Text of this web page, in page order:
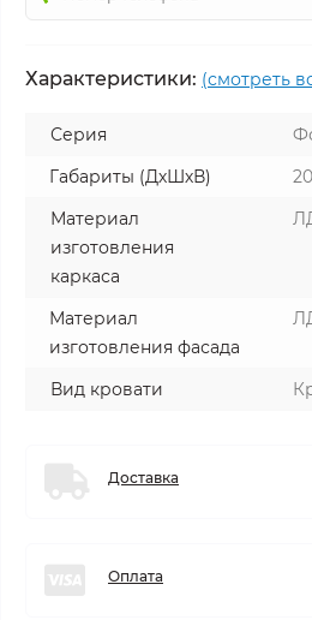
Характеристики: (смотреть
Серия
Габариты (ДхШхВ)
Материал
изготовления
каркаса
Материал
изготовления фасада
Вид кровати
Доставка
Оплата